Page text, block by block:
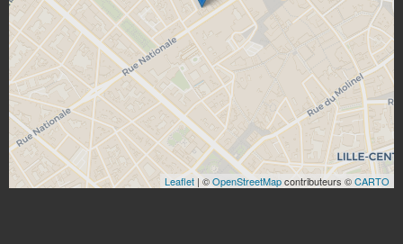
Leaflet | ©OpenStreetMapcontributeurs ©CARTO